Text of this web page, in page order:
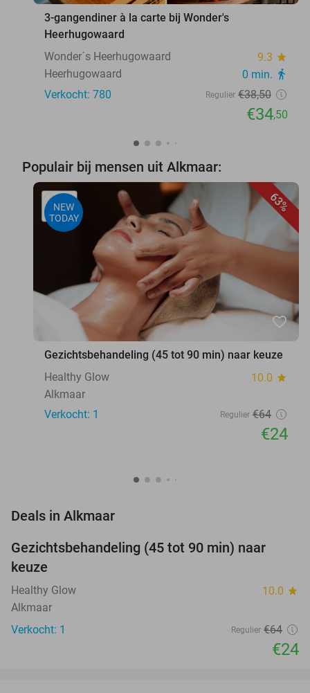
3-gangendiner à la carte bij Wonder's
Heerhugowaard
Wonder´s Heerhugowaard
9.3 star
Heerhugowaard 0 min. directions_walk
Verkocht: 780 Regulier €38,50
€34,50
Populair bij mensen uit Alkmaar:
63%
NEW
TODAY
favorite_border
Gezichtsbehandeling (45 tot 90 min) naar keuze
Healthy Glow
10.0 star
Alkmaar
Verkocht: 1
Regulier €64
€24
Deals in Alkmaar
TODAY
Gezichtsbehandeling (45 tot 90 min) naar
keuze
Healthy Glow 10.0 star
Alkmaar
Verkocht: 1
Regulier €64
€24